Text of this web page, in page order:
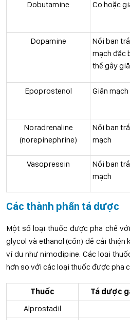
Dobutamine Co hoặc
Dopamine
Nổi ban
mạch đặc
thể gây
Epoprostenol Giãn mạch
Noradrenaline
(norepinephrine)
Nổi ban
mạch
Vasopressin
Nổi ban
mạch
Các thành phần tá dược
Một số loại thuốc được pha chế
glycol và ethanol (cồn) để cải thiện
ví dụ như nimodipine. Các loại
hơn so với các loại thuốc được pha
Thuốc
Tá dược
Alprostadil